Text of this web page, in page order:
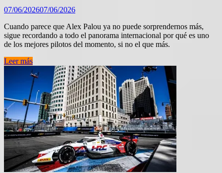
07/06/202607/06/2026
Cuando parece que Alex Palou ya no puede sorprendernos más,
sigue recordando a todo el panorama internacional por qué es uno
de los mejores pilotos del momento, si no el que más.
IndyCar
Gateway:
hasta
en
óvalos
con
una
pole
descomunal
Leer más